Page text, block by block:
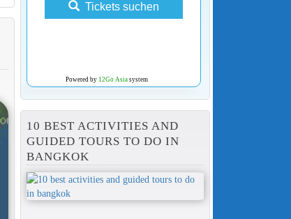
Tickets suchen
Powered by 12Go Asiasystem
10 BEST ACTIVITIES AND
GUIDED TOURS TO DO IN
BANGKOK